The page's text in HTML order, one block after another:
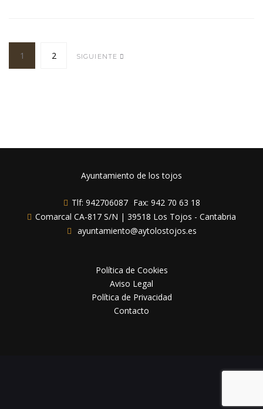
Navegación
de
1 2 SIGUIENTE
Ayuntamiento de los tojos
Tlf: 942706087- Fax: 942 70 63 18
Comarcal CA-817 S/N | 39518 Los Tojos - Cantabria
ayuntamiento@aytolostojos.es
Política de Cookies
Aviso Legal
Política de Privacidad
Contacto